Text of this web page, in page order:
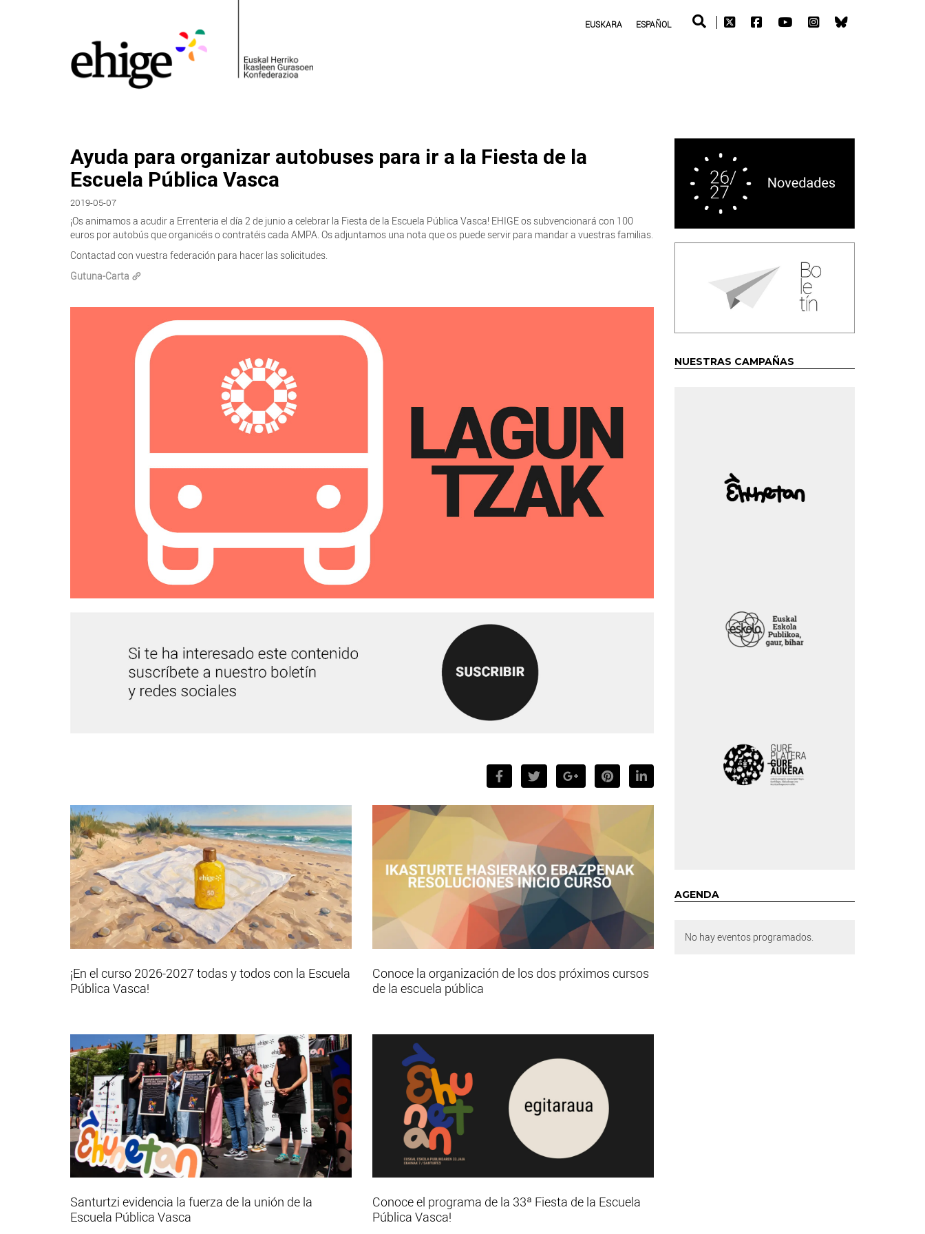
EUSKARA ESPAÑOL
Ayuda para organizar autobuses para ir a la Fiesta de la
Escuela Pública Vasca
2019-05-07
¡Os animamos a acudir a Errenteria el día 2 de junio a celebrar la Fiesta de la Escuela Pública Vasca! EHIGE os subvencionará con 100
euros por autobús que organicéis o contratéis cada AMPA. Os adjuntamos una nota que os puede servir para mandar a vuestras familias.
Contactad con vuestra federación para hacer las solicitudes.
Gutuna-Carta
¡En el curso 2026-2027 todas y todos con la Escuela
Pública Vasca!
Conoce la organización de los dos próximos cursos
de la escuela pública
Santurtzi evidencia la fuerza de la unión de la
Escuela Pública Vasca
Conoce el programa de la 33ª Fiesta de la Escuela
Pública Vasca!
NUESTRAS CAMPAÑAS
AGENDA
No hay eventos programados.